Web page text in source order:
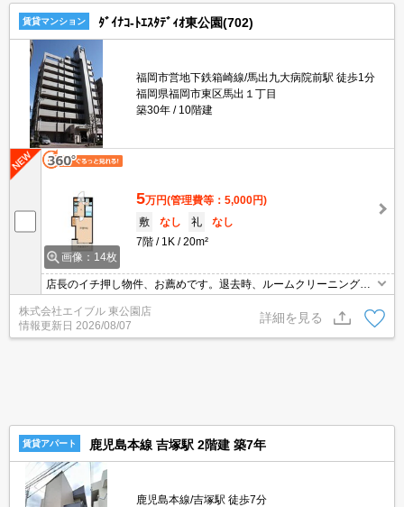
賃貸マンション ﾀﾞｲﾅｺ-ﾄｴｽﾀﾃﾞｨｵ東公園(702)
福岡市営地下鉄箱崎線/馬出九大病院前駅 徒歩1分
福岡県福岡市東区馬出１丁目
築30年
10階建
画像：14枚
5万円(管理費等：5,000円)
敷
なし 礼
なし
7階
1K 20m²
店長のイチ押し物件、お薦めです。退去時、ルームクリーニング料
金38,500円。退去時、エアコン洗浄代16,500円。
株式会社エイブル 東公園店
情報更新日 2026/08/07
詳細を見る
賃貸アパート 鹿児島本線 吉塚駅 2階建 築7年
鹿児島本線/吉塚駅 徒歩7分